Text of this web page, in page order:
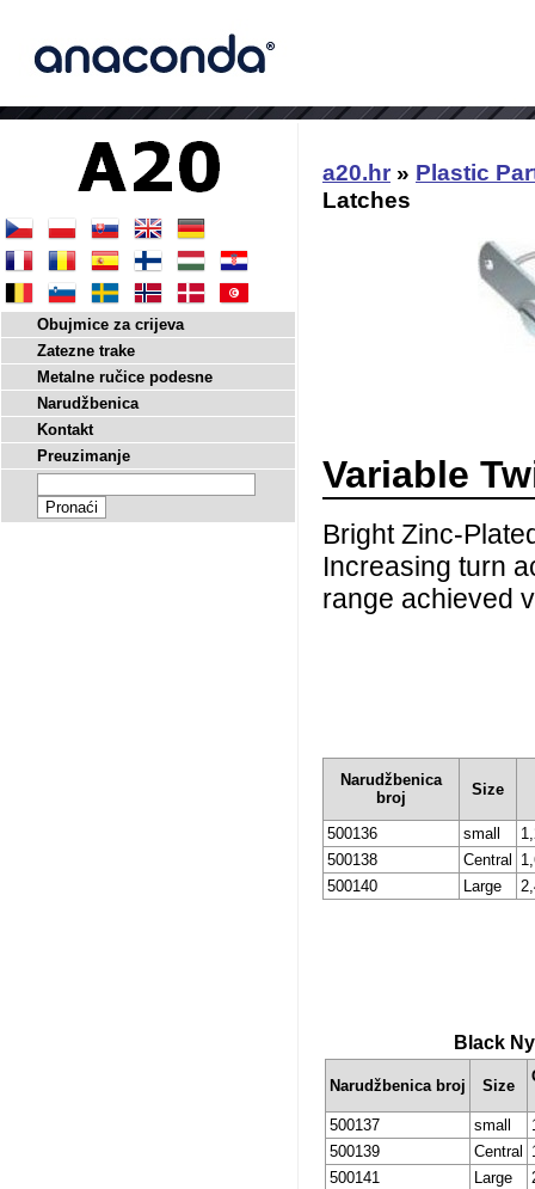
a20.hr » Plastic
Latches
Variable
Bright Zinc-
Increasing turn
range achieved
Narudžbenica
broj
Size
500136 small
500138
Central
500140
Large
Black
Narudžbenica broj Size
500137 small
500139
Central
500141
Large
Obujmice za crijeva
Zatezne trake
Metalne ručice podesne
Narudžbenica
Kontakt
Preuzimanje